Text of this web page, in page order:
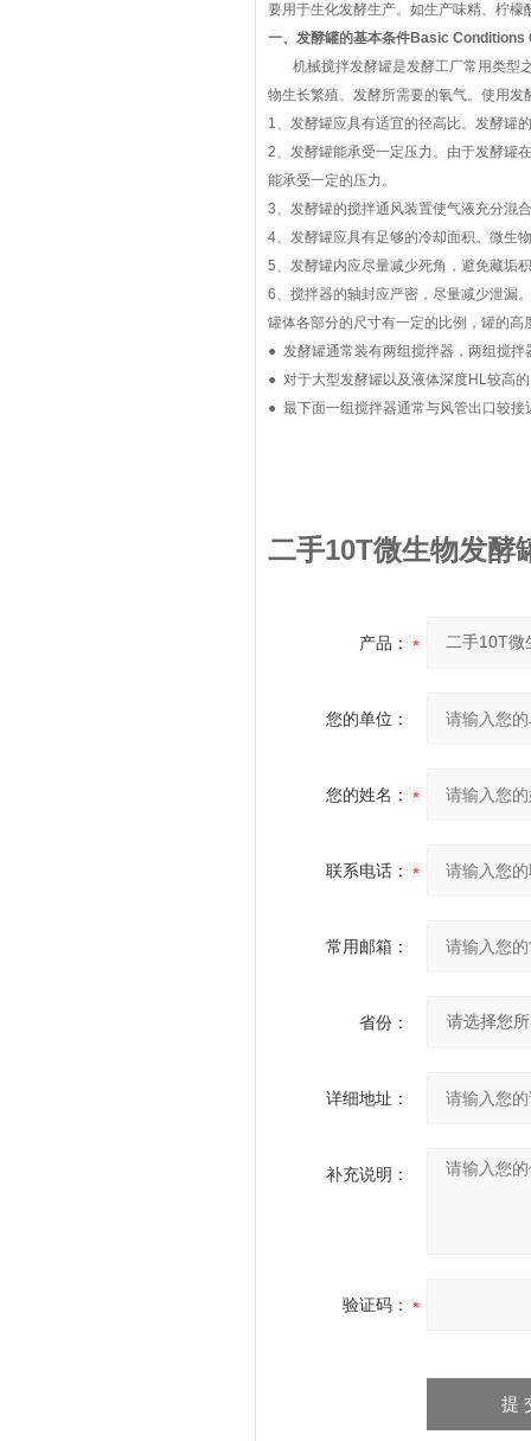
要用于生化发酵生产。如生产味精、柠
一、发酵罐的基本条件Basic
机械搅拌发酵罐是发酵工厂常用类型之
物生长繁殖、发酵所需要的氧气。使用发
1、发酵罐应具有适宜的径高比。发酵罐
2、发酵罐能承受一定压力。由于发酵罐
能承受一定的压力。
3、发酵罐的搅拌通风装置使气液充分混
4、发酵罐应具有足够的冷却面积。微生
5、发酵罐内应尽量减少死角，避免藏垢
6、搅拌器的轴封应严密，尽量减少泄漏。
罐体各部分的尺寸有一定的比例，罐的
● 发酵罐通常装有两组搅拌器，两组搅
● 对于大型发酵罐以及液体深度HL较高
● 最下面一组搅拌器通常与风管出口较
二手10T微生物发酵
产品：
您的单位：
您的姓名：
联系电话：
常用邮箱：
省份：
详细地址：
补充说明：
验证码：